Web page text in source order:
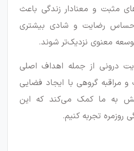
مثبت و معنادار زندگی باعث
رضایت و شادی بیشتری
معنوی نزدیک‌تر شوند.
درونی از جمله اهداف اصلی
مراقبه گروهی با ایجاد فضایی
به ما کمک می‌کند که این
روزمره تجربه کنیم.